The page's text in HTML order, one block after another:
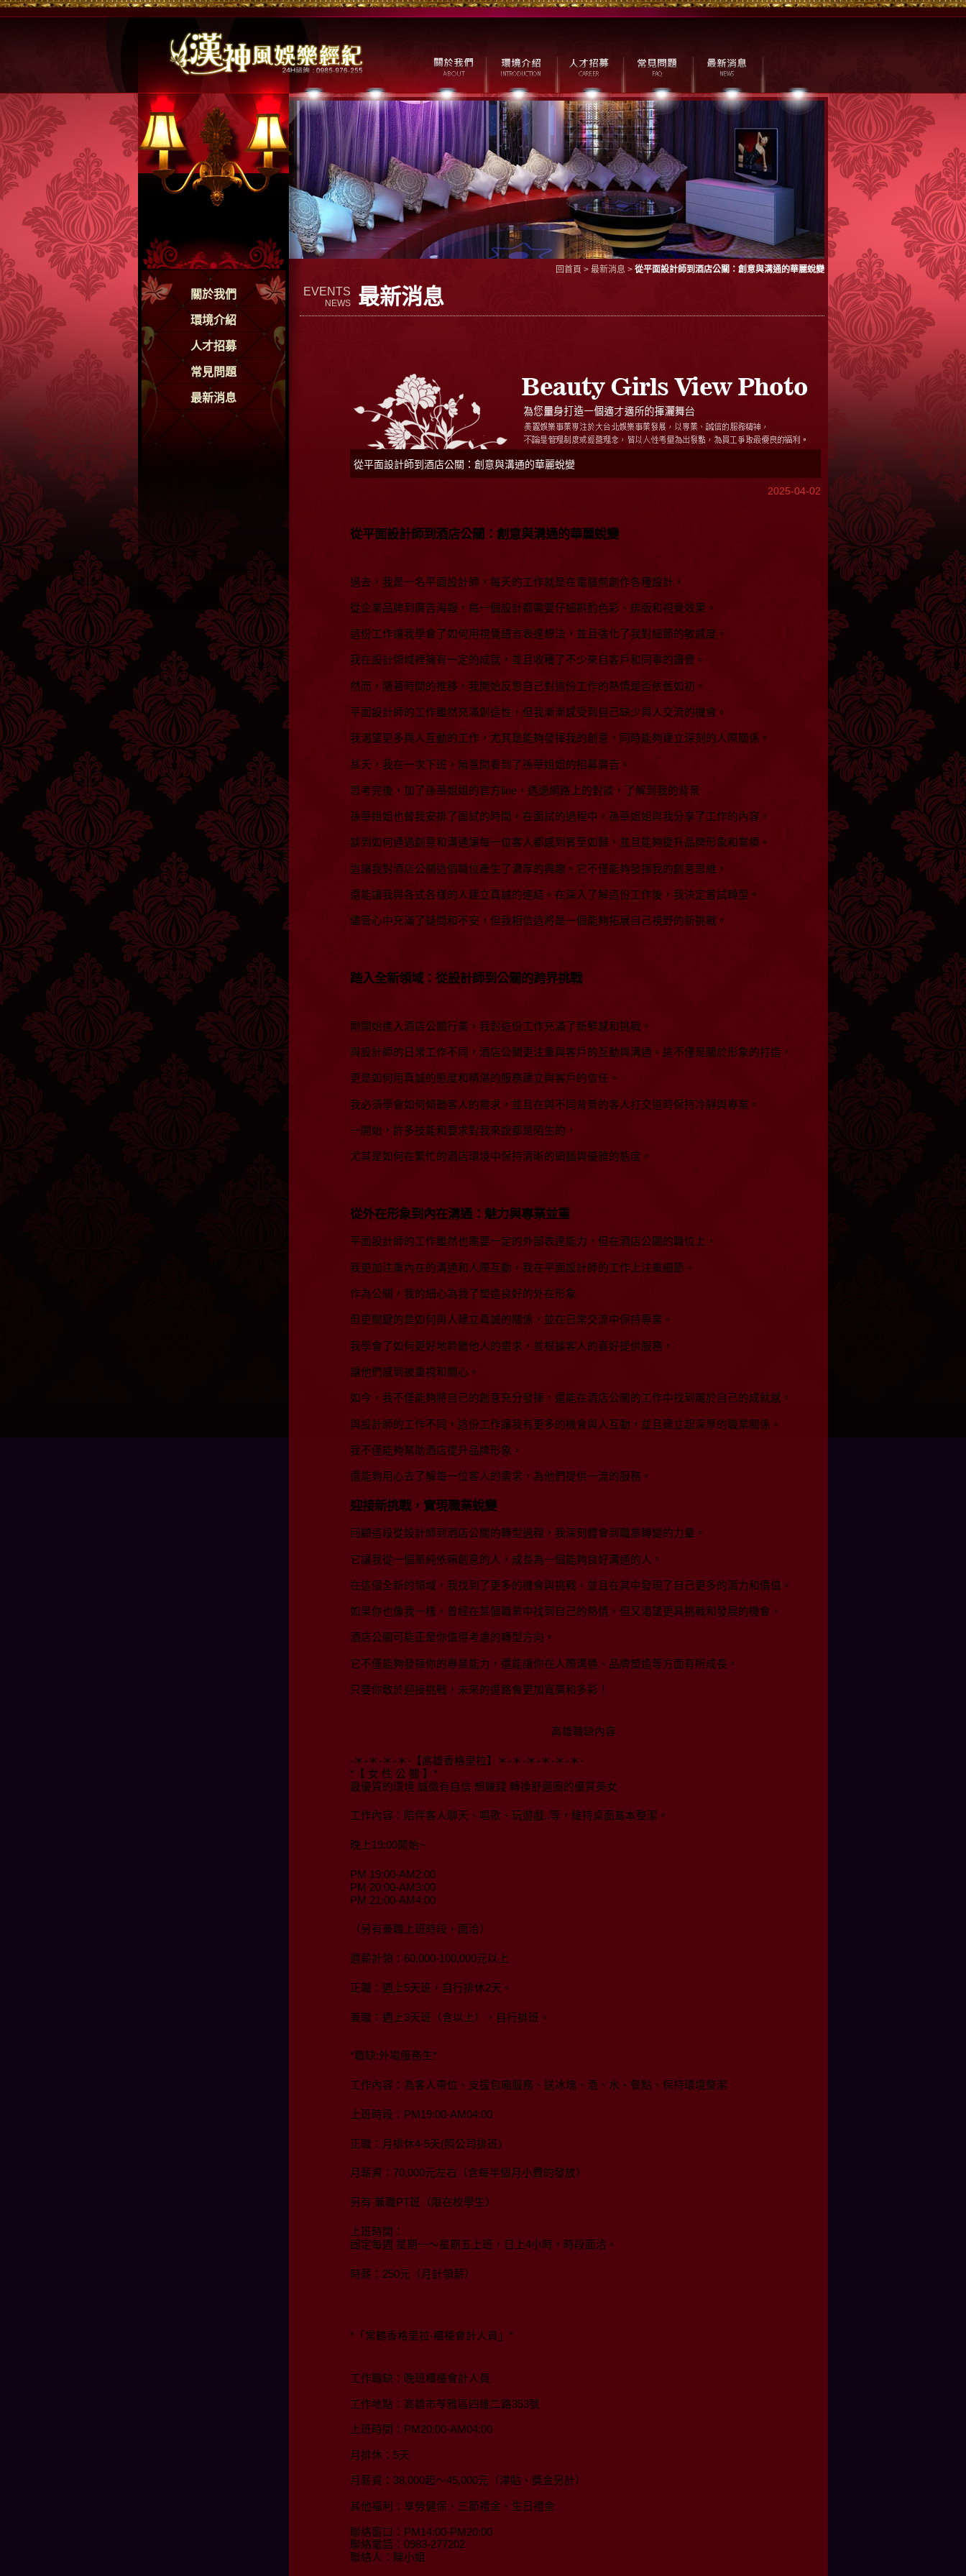
關於我們
環境介紹
人才招募
常見問題
最新消息
回首頁 > 最新消息 > 從平面設計師到酒店公關：創意與溝通的華麗蛻變
EVENTS
NEWS 最新消息
從平面設計師到酒店公關：創意與溝通的華麗蛻變
2025-04-02
從平面設計師到酒店公關：創意與溝通的華麗蛻變
過去，我是一名平面設計師，每天的工作就是在電腦前創作各種設計，
從企業品牌到廣告海報，每一個設計都需要仔細斟酌色彩、排版和視覺效果。
這份工作讓我學會了如何用視覺語言表達想法，並且強化了我對細節的敏感度。
我在設計領域裡擁有一定的成就，並且收穫了不少來自客戶和同事的讚譽。
然而，隨著時間的推移，我開始反思自己對這份工作的熱情是否依舊如初。
平面設計師的工作雖然充滿創造性，但我漸漸感受到自己缺少與人交流的機會。
我渴望更多與人互動的工作，尤其是能夠發揮我的創意，同時能夠建立深刻的人際關係。
某天，我在一次下班，無意間看到了孫華姐姐的招募廣告。
思考完後，加了孫華姐姐的官方line，透過網路上的對談，了解到我的背景
孫華姐姐也替我安排了面試的時間，在面試的過程中，孫華姐姐與我分享了工作的內容，
談到如何通過創意和溝通讓每一位客人都感到賓至如歸，並且能夠提升品牌形象和業績。
這讓我對酒店公關這個職位產生了濃厚的興趣。它不僅能夠發揮我的創意思維，
還能讓我與各式各樣的人建立真誠的連結。在深入了解這份工作後，我決定嘗試轉型。
儘管心中充滿了疑問和不安，但我相信這將是一個能夠拓展自己視野的新挑戰。
踏入全新領域：從設計師到公關的跨界挑戰
剛開始進入酒店公關行業，我對這份工作充滿了新鮮感和挑戰。
與設計師的日常工作不同，酒店公關更注重與客戶的互動與溝通。這不僅是關於形象的打造，
更是如何用真誠的態度和精湛的服務建立與客戶的信任。
我必須學會如何傾聽客人的需求，並且在與不同背景的客人打交道時保持冷靜與專業。
一開始，許多技能和要求對我來說都是陌生的，
尤其是如何在繁忙的酒店環境中保持清晰的頭腦與優雅的態度。
從外在形象到內在溝通：魅力與專業並重
平面設計師的工作雖然也需要一定的外部表達能力，但在酒店公關的職位上，
我更加注重內在的溝通和人際互動，我在平面設計師的工作上注重細節。
作為公關，我的細心為我了塑造良好的外在形象
但更關鍵的是如何與人建立真誠的關係，並在日常交流中保持專業。
我學會了如何更好地聆聽他人的需求，並根據客人的喜好提供服務，
讓他們感到被重視和關心。
如今，我不僅能夠將自己的創意充分發揮，還能在酒店公關的工作中找到屬於自己的成就感。
與設計師的工作不同，這份工作讓我有更多的機會與人互動，並且建立起深厚的職業關係。
我不僅能夠幫助酒店提升品牌形象，
還能夠用心去了解每一位客人的需求，為他們提供一流的服務。
迎接新挑戰，實現職業蛻變
回顧這段從設計師到酒店公關的轉型過程，我深刻體會到職業轉變的力量。
它讓我從一個單純依賴創意的人，成長為一個能夠良好溝通的人。
在這個全新的領域，我找到了更多的機會與挑戰，並且在其中發現了自己更多的潛力和價值。
如果你也像我一樣，曾經在某個職業中找到自己的熱情，但又渴望更具挑戰和發展的機會，
酒店公關可能正是你值得考慮的轉型方向。
它不僅能夠發揮你的專業能力，還能讓你在人際溝通、品牌塑造等方面有所成長。
只要你敢於迎接挑戰，未來的道路會更加寬廣和多彩！
高雄職缺內容
-＊-＊-＊-＊-【高雄香格里拉】＊-＊-＊-＊-＊-＊-
*【 女 性 公 關 】*
最優質的環境 誠徵有自信 想賺錢 轉換舒適圈的優質美女
工作內容：陪伴客人聊天、唱歌、玩遊戲..等，維持桌面基本整潔。
晚上19:00開始~
PM 19:00-AM2:00
PM 20:00-AM3:00
PM 21:00-AM4:00
（另有兼職上班時段，面洽）
週薪計領：60,000-100,000元以上
正職：週上5天班，自行排休2天。
兼職：週上3天班（含以上），自行排班。
*職缺:外場服務生*
工作內容：為客人帶位、支援包廂服務、送冰塊、酒、水、餐點、保持環境整潔
上班時段：PM19:00-AM04:00
正職：月排休4-5天(照公司排班)
月薪資：70,000元左右（含每半個月小費的發放）
另有 兼職PT班（限在校學生）
上班時間：
固定每週 星期一～星期五上班，日上4小時，時段面洽。
時薪：250元（月計領薪）
*「常鶴香格里拉-櫃檯會計人員」*
工作職缺：晚班櫃檯會計人員
工作地點：高雄市苓雅區四維二路353號
上班時間：PM20:00-AM04:00
月排休：5天
月薪資：38,000起～45,000元（津貼、獎金另計）
其他福利：享勞健保、三節禮金、生日禮金
聯絡窗口：PM14:00-PM20:00
聯絡電話：0983-277202
聯絡人：陳小姐